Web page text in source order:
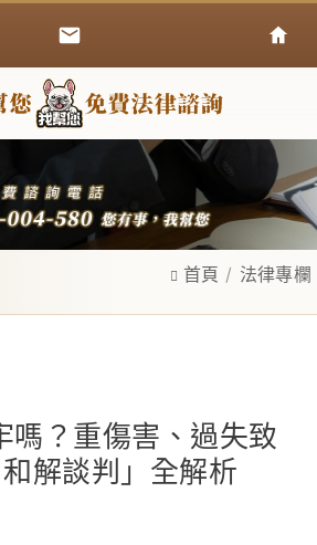
首頁 法律專欄
嗎？重傷害、過失致
解談判」全解析